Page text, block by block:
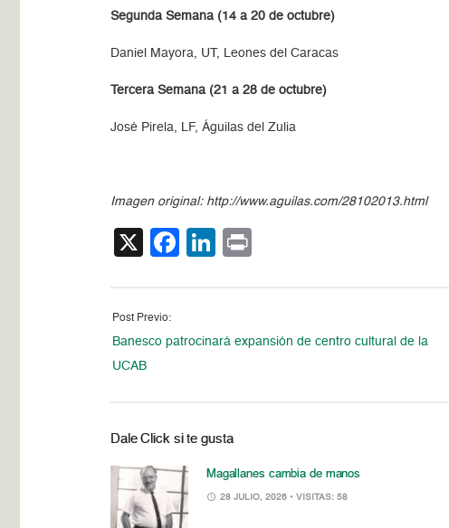
Segunda Semana (14 a 20 de octubre)
Daniel Mayora, UT, Leones del Caracas
Tercera Semana (21 a 28 de octubre)
José Pirela, LF, Águilas del Zulia
Imagen original: http://www.aguilas.com/28102013.html
X Facebook
LinkedIn
Post Previo:
Banesco patrocinará expansión de centro cultural de la
UCAB
Dale Click si te gusta
Magallanes cambia de manos
28 JULIO, 2026 • VISITAS: 58